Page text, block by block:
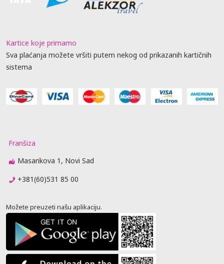
Kartice koje primamo
Sva plaćanja možete vršiti putem nekog od prikazanih kartičnih
sistema
Franšiza
Masarikova 1, Novi Sad
+381(60)531 85 00
Možete preuzeti našu aplikaciju.